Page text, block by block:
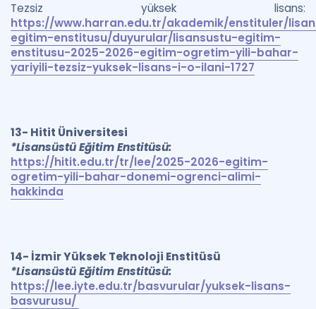
Tezsiz yüksek lisans:
https://www.harran.edu.tr/akademik/enstituler/
egitim-enstitusu/duyurular/lisansustu-egitim-
enstitusu-2025-2026-egitim-ogretim-yili-bahar-
yariyili-tezsiz-yuksek-lisans-i-o-ilani-1727
13- Hitit Üniversitesi
*Lisansüstü Eğitim Enstitüsü:
https://hitit.edu.tr/tr/lee/2025-2026-egitim-
ogretim-yili-bahar-donemi-ogrenci-alimi-
hakkinda
14- İzmir Yüksek Teknoloji Enstitüsü
*Lisansüstü Eğitim Enstitüsü:
https://lee.iyte.edu.tr/basvurular/yuksek-lisans-
basvurusu/